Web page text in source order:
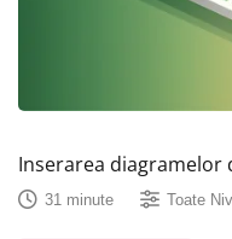
Inserarea diagramelor
31 minute Toate